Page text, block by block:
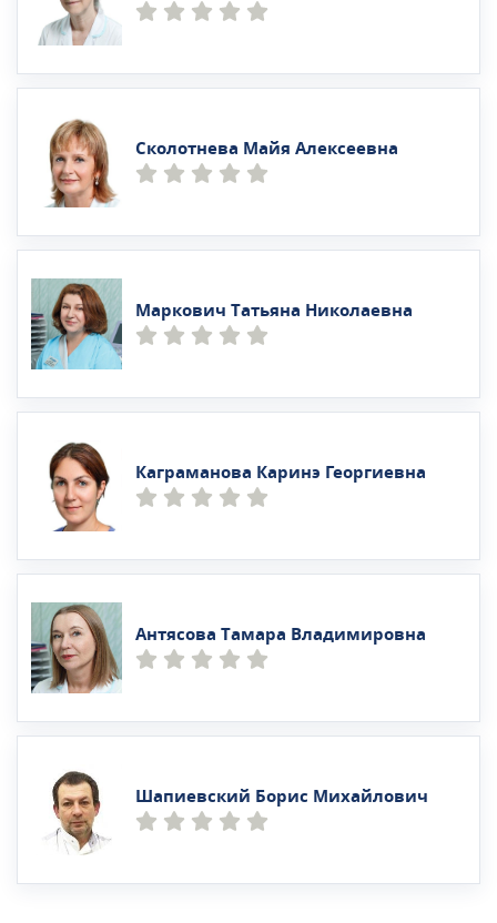
Сколотнева Майя Алексеевна
Маркович Татьяна Николаевна
Каграманова Каринэ Георгиевна
Антясова Тамара Владимировна
Шапиевский Борис Михайлович